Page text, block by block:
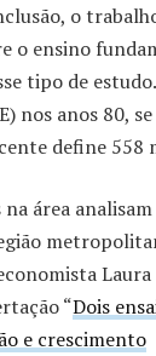
o
o ensino
tipo de
nos anos 80,
define 558
área analisam
Laura
“Dois
e crescimento